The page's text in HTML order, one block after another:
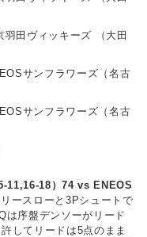
田ヴィッキーズ （大田
サンフラワーズ（名古
サンフラワーズ（名古
11,16-18）74 vs ENEOS
ースローと3Pシュートで
は序盤デンソーがリード
してリードは5点のまま